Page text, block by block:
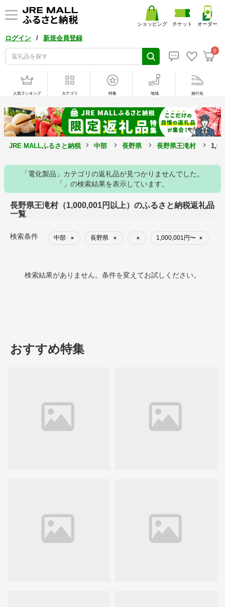
ログイン / 新規会員登録
0
ショッピング チケット オーダー
人気ランキング カテゴリ 特集 地域 旅行先
JRE MALLふるさと納税 中部 長野県 長野県王滝村
「電化製品」カテゴリの返礼品が見つかりませんでした。
「」の検索結果を表示しています。
長野県王滝村（1,000,001円以上）のふるさと納税返礼品
一覧
検索条件 中部 × 長野県 × × 1,000,001円〜 ×
検索結果がありません。条件を変えてお試しください。
おすすめ特集